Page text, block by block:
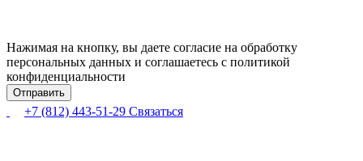
Нажимая на кнопку, вы даете согласие на обработку
персональных данных и соглашаетесь с политикой
конфиденциальности
+7 (812) 443-51-29 Связаться